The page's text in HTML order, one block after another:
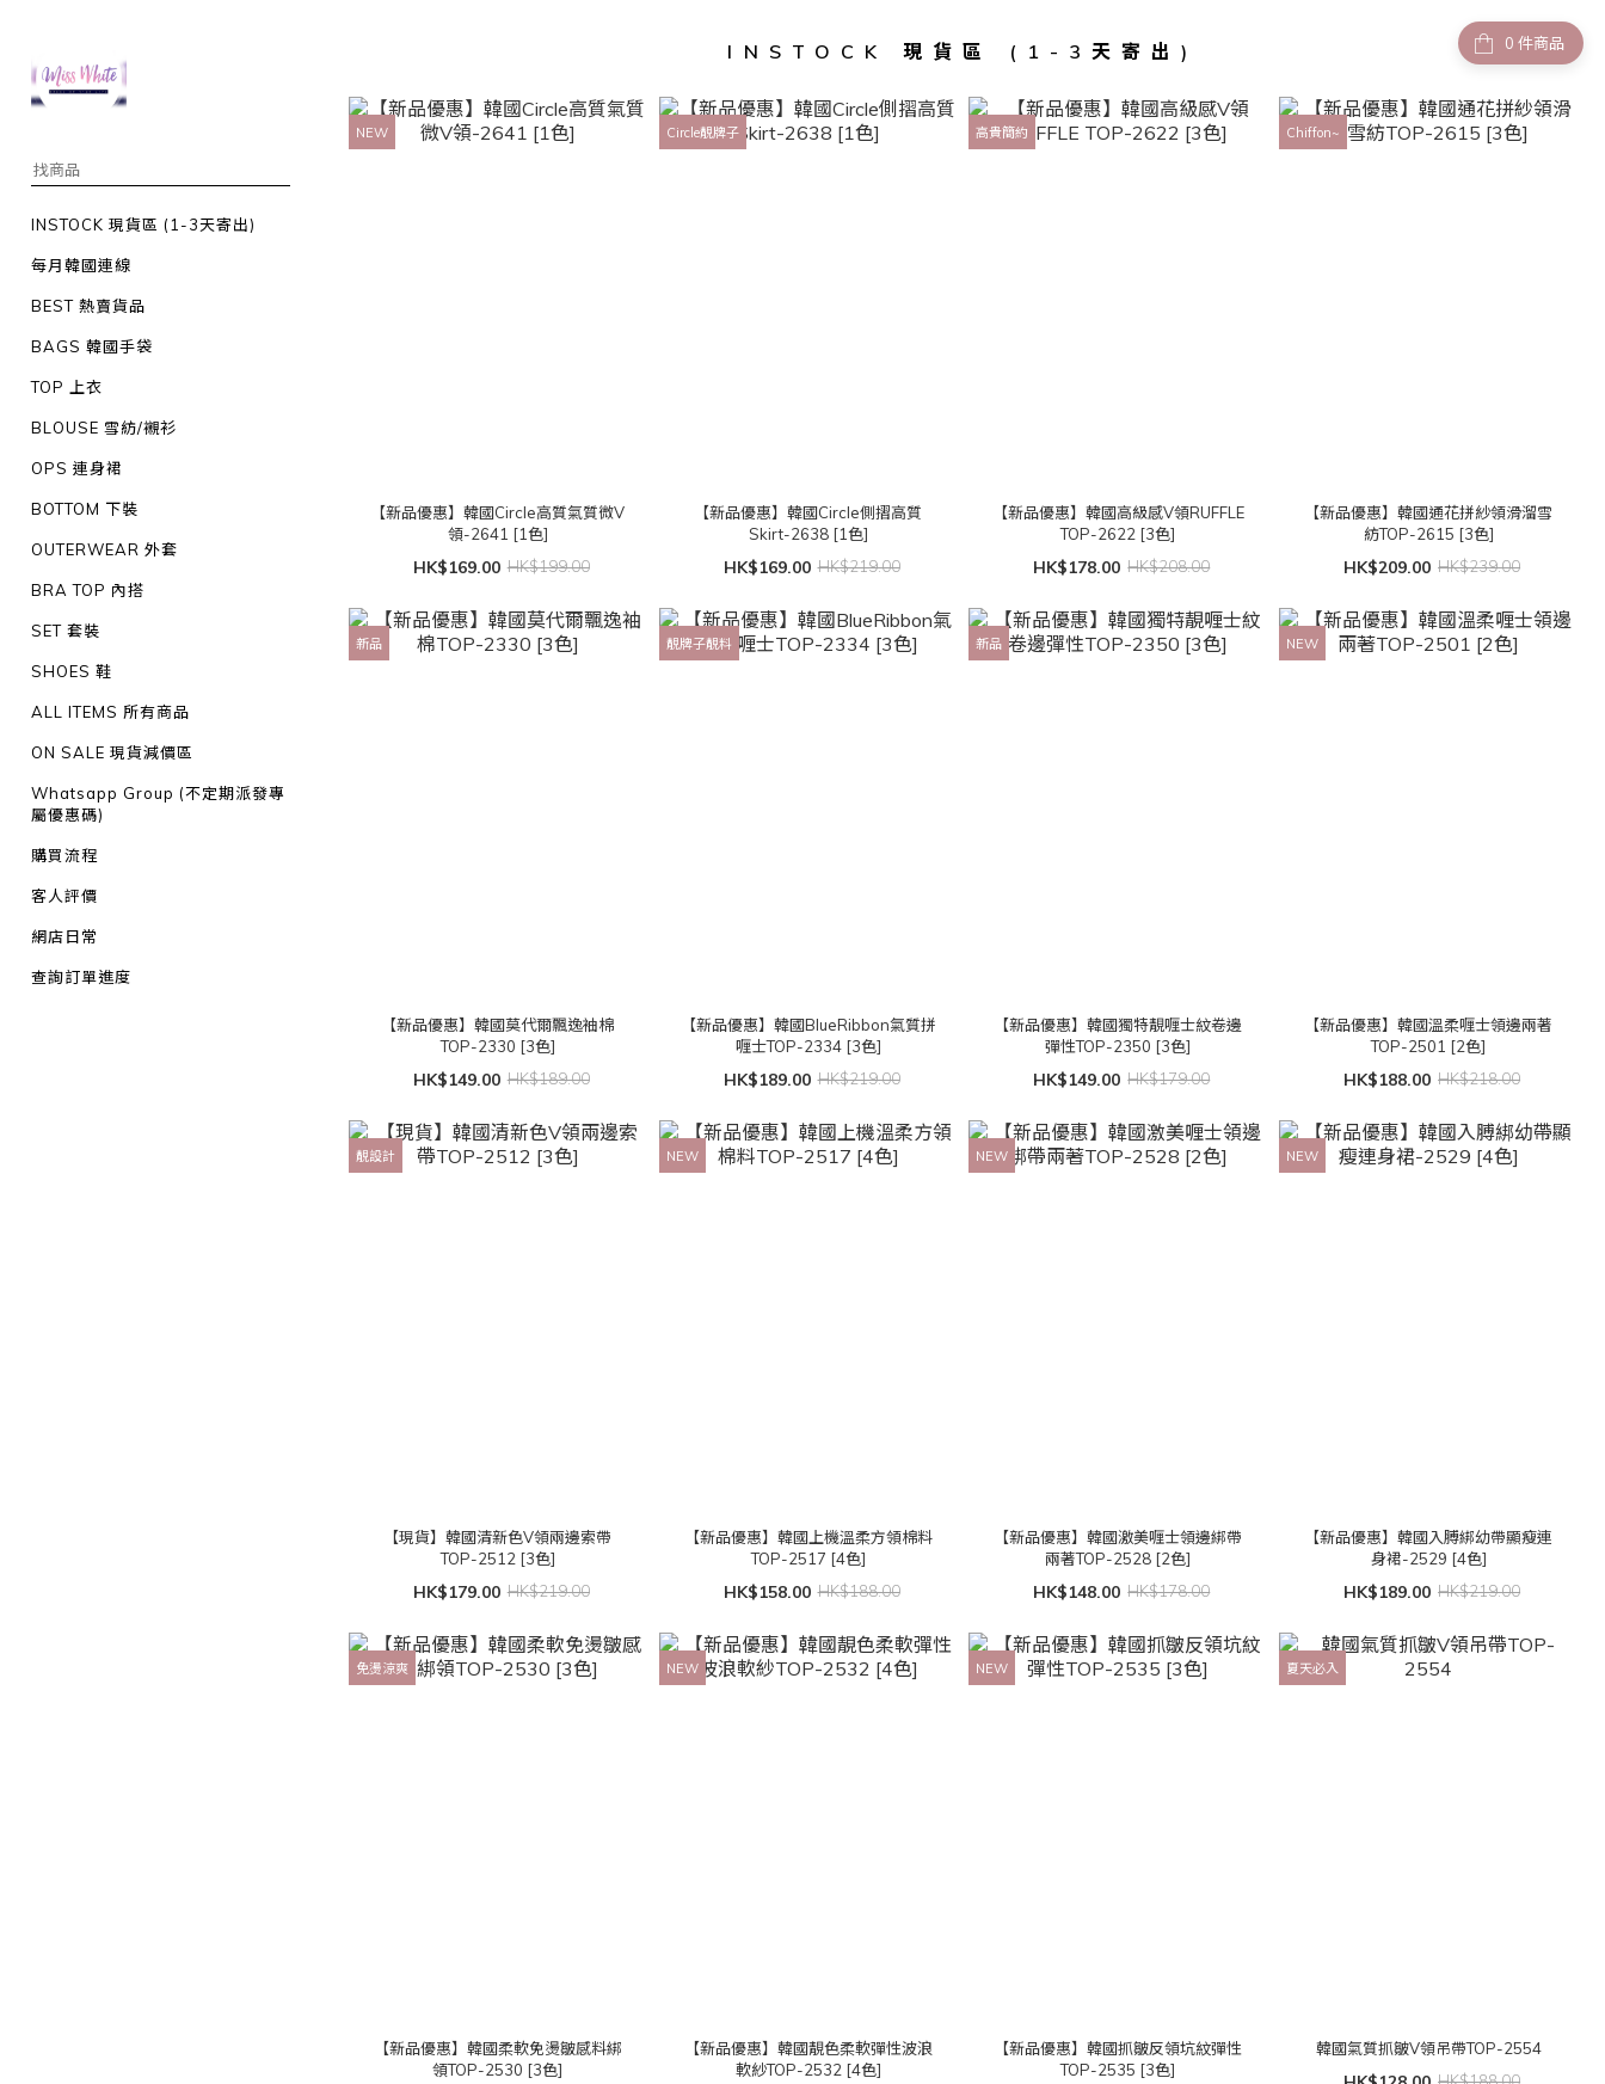
INSTOCK 現貨區 (1-3天寄出)
每月韓國連線
BEST 熱賣貨品
BAGS 韓國手袋
TOP 上衣
BLOUSE 雪紡/襯衫
OPS 連身裙
BOTTOM 下裝
OUTERWEAR 外套
BRA TOP 內搭
SET 套裝
SHOES 鞋
ALL ITEMS 所有商品
ON SALE 現貨減價區
Whatsapp Group (不定期派發專
屬優惠碼)
購買流程
客人評價
網店日常
查詢訂單進度
件商品
INSTOCK 現貨區 (1-3天寄出)
NEW
【新品優惠】韓國Circle高質氣質微V
領-2641 [1色]
HK$169.00 HK$199.00
Circle靚牌子
【新品優惠】韓國Circle側摺高質
Skirt-2638 [1色]
HK$169.00 HK$219.00
高貴簡約
【新品優惠】韓國高級感V領RUFFLE
TOP-2622 [3色]
HK$178.00 HK$208.00
Chiffon~
【新品優惠】韓國通花拼紗領滑溜雪
紡TOP-2615 [3色]
HK$209.00 HK$239.00
新品
【新品優惠】韓國莫代爾飄逸袖棉
TOP-2330 [3色]
HK$149.00 HK$189.00
靚牌子靚料
【新品優惠】韓國BlueRibbon氣質拼
喱士TOP-2334 [3色]
HK$189.00 HK$219.00
新品
【新品優惠】韓國獨特靚喱士紋卷邊
彈性TOP-2350 [3色]
HK$149.00 HK$179.00
NEW
【新品優惠】韓國溫柔喱士領邊兩著
TOP-2501 [2色]
HK$188.00 HK$218.00
靚設計
【現貨】韓國清新色V領兩邊索帶
TOP-2512 [3色]
HK$179.00 HK$219.00
NEW
【新品優惠】韓國上機溫柔方領棉料
TOP-2517 [4色]
HK$158.00 HK$188.00
NEW
【新品優惠】韓國激美喱士領邊綁帶
兩著TOP-2528 [2色]
HK$148.00 HK$178.00
NEW
【新品優惠】韓國入膊綁幼帶顯瘦連
身裙-2529 [4色]
HK$189.00 HK$219.00
免燙涼爽
【新品優惠】韓國柔軟免燙皺感料綁
領TOP-2530 [3色]
NEW
【新品優惠】韓國靚色柔軟彈性波浪
軟紗TOP-2532 [4色]
NEW
【新品優惠】韓國抓皺反領坑紋彈性
TOP-2535 [3色]
夏天必入
韓國氣質抓皺V領吊帶TOP-2554